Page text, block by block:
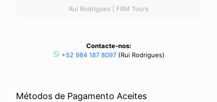
Rui Rodrigues | FRM Tours
Contacte-nos:
+52 984 187 8097(Rui Rodrigues)
Métodos de Pagamento Aceites